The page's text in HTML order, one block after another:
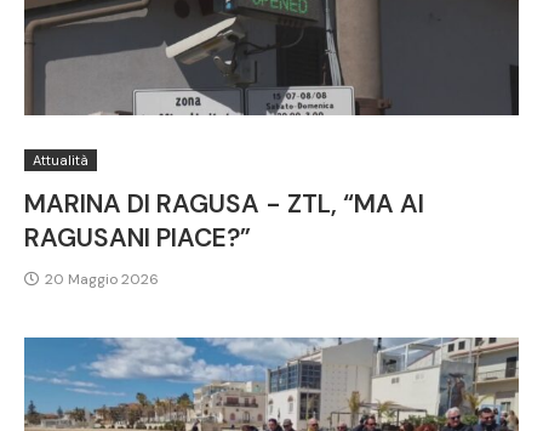
Attualità
MARINA DI RAGUSA - ZTL, “MA AI
RAGUSANI PIACE?”
20 Maggio 2026